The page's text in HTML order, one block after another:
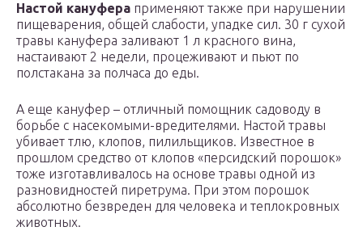
Настой кануфера применяют также при нарушении
пищеварения, общей слабости, упадке сил. 30 г сухой
травы кануфера заливают 1 л красного вина,
настаивают 2 недели, процеживают и пьют по
полстакана за полчаса до еды.
А еще кануфер – отличный помощник садоводу в
борьбе с насекомыми-вредителями. Настой травы
убивает тлю, клопов, пилильщиков. Известное в
прошлом средство от клопов «персидский порошок»
тоже изготавливалось на основе травы одной из
разновидностей пиретрума. При этом порошок
абсолютно безвреден для человека и теплокровных
животных.